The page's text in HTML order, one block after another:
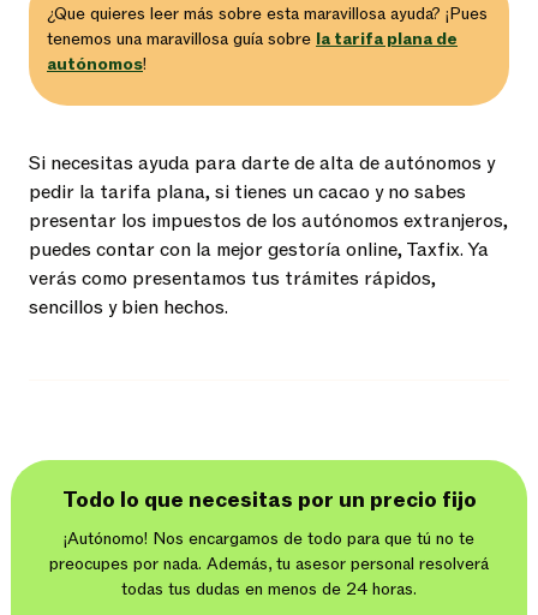
¿Que quieres leer más sobre esta maravillosa ayuda? ¡Pues
tenemos una maravillosa guía sobre la tarifa plana de
autónomos!
Si necesitas ayuda para darte de alta de autónomos y
pedir la tarifa plana, si tienes un cacao y no sabes
presentar los impuestos de los autónomos extranjeros,
puedes contar con la mejor gestoría online, Taxfix. Ya
verás como presentamos tus trámites rápidos,
sencillos y bien hechos.
Todo lo que necesitas por un precio fijo
¡Autónomo! Nos encargamos de todo para que tú no te
preocupes por nada. Además, tu asesor personal resolverá
todas tus dudas en menos de 24 horas.